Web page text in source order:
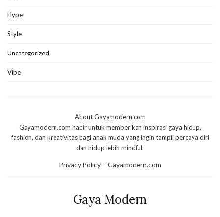
Hype
Style
Uncategorized
Vibe
About Gayamodern.com
Gayamodern.com hadir untuk memberikan inspirasi gaya hidup,
fashion, dan kreativitas bagi anak muda yang ingin tampil percaya diri
dan hidup lebih mindful.
Privacy Policy – Gayamodern.com
Gaya Modern